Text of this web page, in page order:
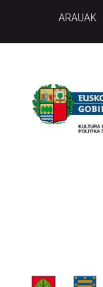
ARAUAK